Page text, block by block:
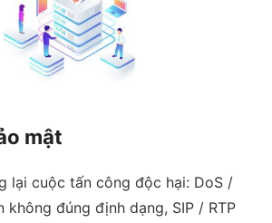
mật
lại cuộc tấn công độc hại: DoS /
không đúng định dạng, SIP / RTP